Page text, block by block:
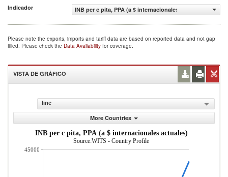
Indicador
INB per c pita, PPA (a $ internacionales actuales)
Please note the exports, imports and tariff data are based on reported data and not gap
filled. Please check the Data Availability for coverage.
VISTA DE GRÁFICO
line
More Countries
INB per c pita, PPA (a $ internacionales actuales)
Source:WITS - Country Profile
45000